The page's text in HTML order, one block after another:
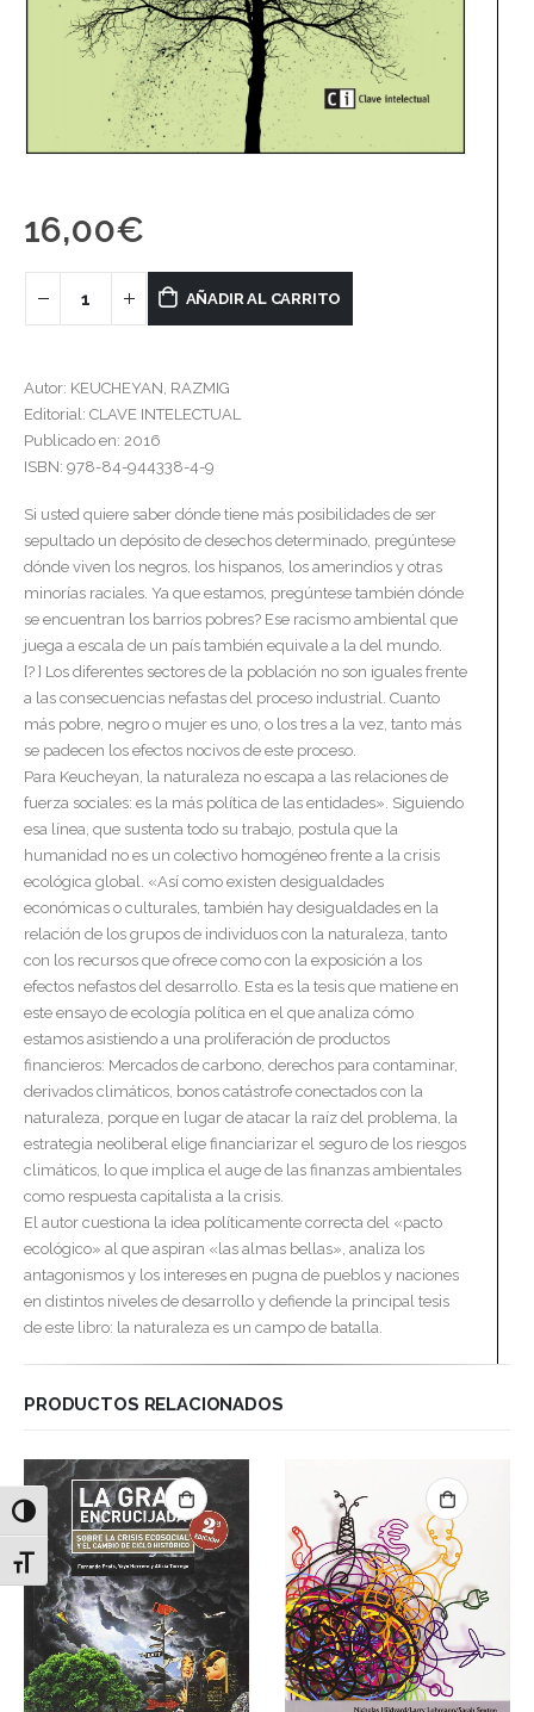
Alternar alto contraste
Alternar tamaño de letra
16,00€
AÑADIR AL CARRITO
Autor: KEUCHEYAN, RAZMIG
Editorial: CLAVE INTELECTUAL
Publicado en: 2016
ISBN: 978-84-944338-4-9
Si usted quiere saber dónde tiene más posibilidades de ser
sepultado un depósito de desechos determinado, pregúntese
dónde viven los negros, los hispanos, los amerindios y otras
minorías raciales. Ya que estamos, pregúntese también dónde
se encuentran los barrios pobres? Ese racismo ambiental que
juega a escala de un país también equivale a la del mundo.
[? ] Los diferentes sectores de la población no son iguales frente
a las consecuencias nefastas del proceso industrial. Cuanto
más pobre, negro o mujer es uno, o los tres a la vez, tanto más
se padecen los efectos nocivos de este proceso.
Para Keucheyan, la naturaleza no escapa a las relaciones de
fuerza sociales: es la más política de las entidades». Siguiendo
esa línea, que sustenta todo su trabajo, postula que la
humanidad no es un colectivo homogéneo frente a la crisis
ecológica global. «Así como existen desigualdades
económicas o culturales, también hay desigualdades en la
relación de los grupos de individuos con la naturaleza, tanto
con los recursos que ofrece como con la exposición a los
efectos nefastos del desarrollo. Esta es la tesis que matiene en
este ensayo de ecología política en el que analiza cómo
estamos asistiendo a una proliferación de productos
financieros: Mercados de carbono, derechos para contaminar,
derivados climáticos, bonos catástrofe conectados con la
naturaleza, porque en lugar de atacar la raíz del problema, la
estrategia neoliberal elige financiarizar el seguro de los riesgos
climáticos, lo que implica el auge de las finanzas ambientales
como respuesta capitalista a la crisis.
El autor cuestiona la idea políticamente correcta del «pacto
ecológico» al que aspiran «las almas bellas», analiza los
antagonismos y los intereses en pugna de pueblos y naciones
en distintos niveles de desarrollo y defiende la principal tesis
de este libro: la naturaleza es un campo de batalla.
PRODUCTOS RELACIONADOS